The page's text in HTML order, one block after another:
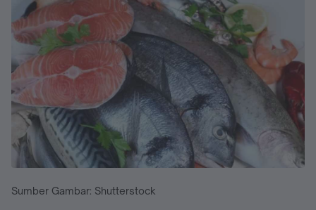
Sumber Gambar: Shutterstock